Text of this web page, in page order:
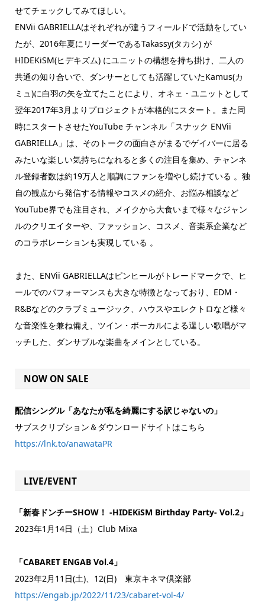
せてチェックしてみてほしい。
ENVii GABRIELLAはそれぞれが違うフィールドで活動をしてい
たが、2016年夏にリーダーであるTakassy(タカシ) が
HIDEKiSM(ヒデキズム) にユニットの構想を持ち掛け、二人の
共通の知り合いで、ダンサーとしても活躍していたKamus(カ
ミュ)に白羽の矢を立てたことにより、オネェ・ユニットとして
翌年2017年3月よりプロジェクトが本格的にスタート。また同
時にスタートさせたYouTube チャンネル「スナック ENVii
GABRIELLA」は、そのトークの面白さがまるでゲイバーに居る
みたいな楽しい気持ちになれると多くの注目を集め、チャンネ
ル登録者数は約19万人と順調にファンを増やし続けている 。独
自の観点から発信する情報やコスメの紹介、お悩み相談など
YouTube界でも注目され、メイクから大食いまで様々なジャン
ルのクリエイターや、ファッション、コスメ、音楽系企業など
のコラボレーションも実現している 。
また、ENVii GABRIELLAはピンヒールがトレードマークで、ヒ
ールでのパフォーマンスも大きな特徴となっており、EDM・
R&Bなどのクラブミュージック、ハウスやエレクトロなど様々
な音楽性を兼ね備え、ツイン・ボーカルによる逞しい歌唱がマ
ッチした、ダンサブルな楽曲をメインとしている。
NOW ON SALE
配信シングル「あなたが私を綺麗にする訳じゃないの」
サブスクリプション＆ダウンロードサイトはこちら
https://lnk.to/anawataPR
LIVE/EVENT
「新春ドンチーSHOW！ -HIDEKiSM Birthday Party- Vol.2」
2023年1月14日（土）Club Mixa
「CABARET ENGAB Vol.4」
2023年2月11日(土)、12(日) 東京キネマ倶楽部
https://engab.jp/2022/11/23/cabaret-vol-4/